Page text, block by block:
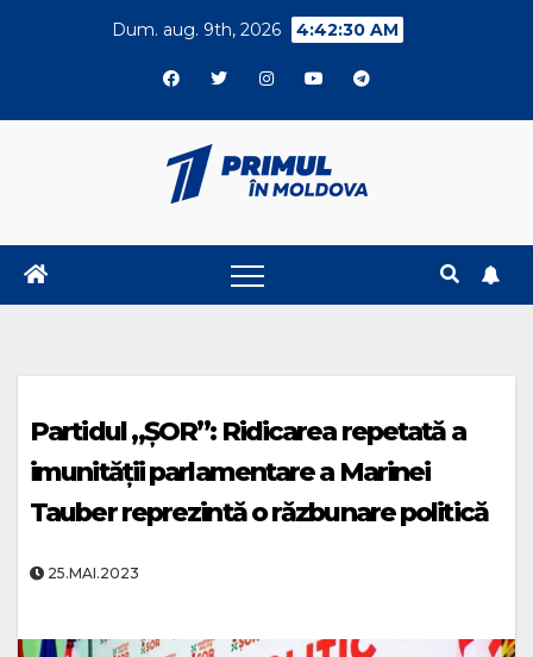
Dum. aug. 9th, 2026 4:42:31 AM
Partidul „ȘOR”: Ridicarea repetată a
imunității parlamentare a Marinei
Tauber reprezintă o răzbunare politică
25.MAI.2023